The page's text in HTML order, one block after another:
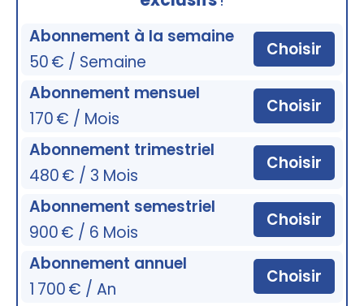
Abonnement à la semaine
50 € / Semaine
Choisir
Abonnement mensuel
170 € / Mois
Choisir
Abonnement trimestriel
480 € / 3 Mois
Choisir
Abonnement semestriel
900 € / 6 Mois
Choisir
Abonnement annuel
1 700 € / An
Choisir